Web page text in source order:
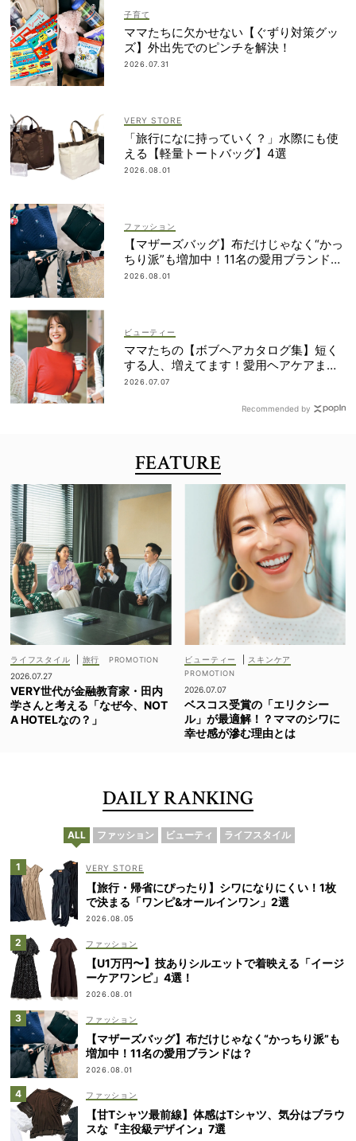
子育て
ママたちに欠かせない【ぐずり対策グッ
ズ】外出先でのピンチを解決！
2026.07.31
VERY STORE
「旅行になに持っていく？」水際にも使
える【軽量トートバッグ】4選
2026.08.01
ファッション
【マザーズバッグ】布だけじゃなく“かっ
ちり派”も増加中！11名の愛用ブランド
は？
2026.08.01
ビューティー
ママたちの【ボブヘアカタログ集】短く
する人、増えてます！愛用ヘアケアまで
全部見せ
2026.07.07
Recommended by
FEATURE
ライフスタイル
旅行
2026.07.27
VERY世代が金融教育家・田内
学さんと考える「なぜ今、NOT
A HOTELなの？」
ビューティー スキンケア
2026.07.07
ベスコス受賞の「エリクシー
ル」が最適解！？ママのシワに
幸せ感が滲む理由とは
DAILY RANKING
ALL ファッション ビューティ ライフスタイル
VERY STORE
【旅行・帰省にぴったり】シワになりにくい！1枚
で決まる「ワンピ&オールインワン」2選
2026.08.05
ファッション
【U1万円〜】技ありシルエットで着映える「イージ
ーケアワンピ」4選！
2026.08.01
ファッション
【マザーズバッグ】布だけじゃなく“かっちり派”も
増加中！11名の愛用ブランドは？
2026.08.01
ファッション
【甘Tシャツ最前線】体感はTシャツ、気分はブラウ
スな『主役級デザイン』7選